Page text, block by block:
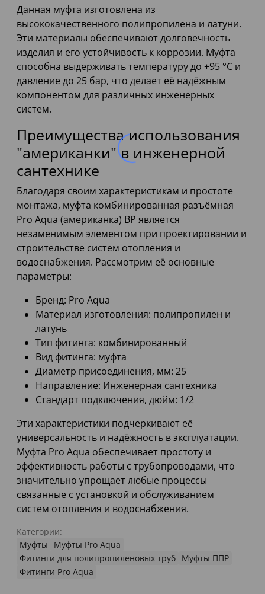
Данная муфта изготовлена из
высококачественного полипропилена и латуни.
Эти материалы обеспечивают долговечность
изделия и его устойчивость к коррозии. Муфта
способна выдерживать температуру до +95 °C и
давление до 25 бар, что делает её надёжным
компонентом для различных инженерных
систем.
Преимущества использования
"американки" в инженерной
сантехнике
Благодаря своим характеристикам и простоте
монтажа, муфта комбинированная разъёмная
Pro Aqua (американка) ВР является
незаменимым элементом при проектировании и
строительстве систем отопления и
водоснабжения. Рассмотрим её основные
параметры:
Бренд: Pro Aqua
Материал изготовления: полипропилен и
латунь
Тип фитинга: комбинированный
Вид фитинга: муфта
Диаметр присоединения, мм: 25
Направление: Инженерная сантехника
Стандарт подключения, дюйм: 1/2
Эти характеристики подчеркивают её
универсальность и надёжность в эксплуатации.
Муфта Pro Aqua обеспечивает простоту и
эффективность работы с трубопроводами, что
значительно упрощает любые процессы
связанные с установкой и обслуживанием
систем отопления и водоснабжения.
Категории:
Муфты
Муфты Pro Aqua
Фитинги для полипропиленовых труб Муфты ППР
Фитинги Pro Aqua